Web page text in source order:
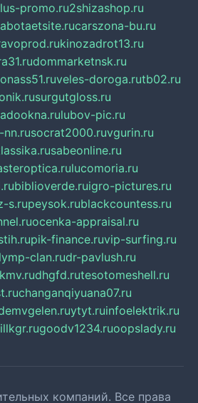
promo.ru2shizashop.ru
carszona-bu.ru
kinozadrot13.ru
dommarketnsk.ru
veles-doroga.rutb02.ru
surgutgloss.ru
lubov-pic.ru
nn.rusocrat2000.ruvgurin.ru
sabeonline.ru
lucomoria.ru
biblioverde.ruigro-pictures.ru
s.rupeysok.rublackcountess.ru
ocenka-appraisal.ru
pik-finance.ruvip-surfing.ru
clan.rudr-pavlush.ru
dhgfd.rutesotomeshell.ru
changanqiyuana07.ru
ytyt.ruinfoelektrik.ru
goodv1234.ruoopslady.ru
компаний. Все права